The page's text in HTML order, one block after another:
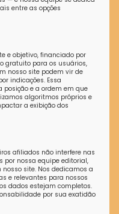
entre as opções
e objetivo, financiado por
gratuito para os usuários,
nosso site podem vir de
indicações. Essa
posição e a ordem em que
algoritmos próprios e
a exibição dos
afiliados não interfere nas
por nossa equipe editorial,
site. Nos dedicamos a
e relevantes para nossos
dados estejam completos.
por sua exatidão